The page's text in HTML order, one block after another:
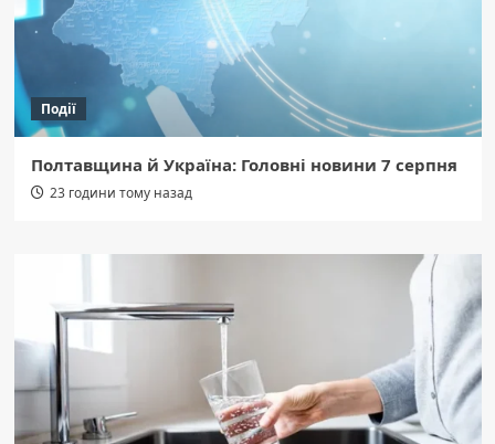
Події
Полтавщина й Україна: Головні новини 7 серпня
23 години тому назад